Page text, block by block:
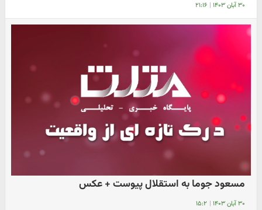
۳۰ آبان ۱۴۰۳ | ۲۱:۱۶
مسعود جوما به استقلال پیوست + عکس
۳۰ آبان ۱۴۰۳ | ۱۵:۲